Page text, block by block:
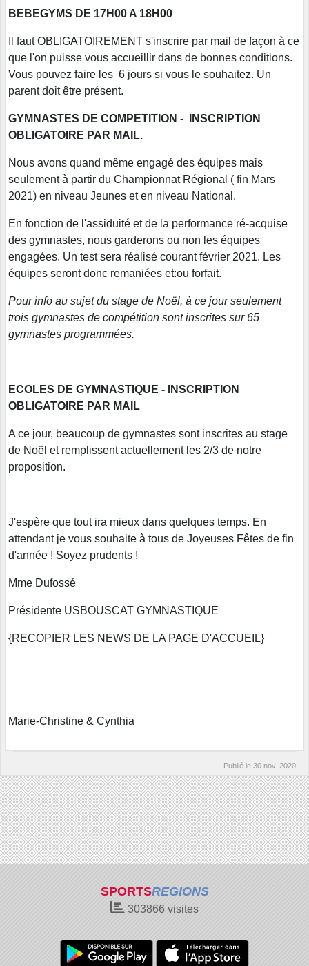
BEBEGYMS DE 17H00 A 18H00
Il faut OBLIGATOIREMENT s'inscrire par mail de façon à ce
que l'on puisse vous accueillir dans de bonnes conditions.
Vous pouvez faire les 6 jours si vous le souhaitez. Un
parent doit être présent.
GYMNASTES DE COMPETITION - INSCRIPTION
OBLIGATOIRE PAR MAIL.
Nous avons quand même engagé des équipes mais
seulement à partir du Championnat Régional ( fin Mars
2021) en niveau Jeunes et en niveau National.
En fonction de l'assiduité et de la performance ré-acquise
des gymnastes, nous garderons ou non les équipes
engagées. Un test sera réalisé courant février 2021. Les
équipes seront donc remaniées et:ou forfait.
Pour info au sujet du stage de Noël, à ce jour seulement
trois gymnastes de compétition sont inscrites sur 65
gymnastes programmées.
ECOLES DE GYMNASTIQUE - INSCRIPTION
OBLIGATOIRE PAR MAIL
A ce jour, beaucoup de gymnastes sont inscrites au stage
de Noël et remplissent actuellement les 2/3 de notre
proposition.
J'espère que tout ira mieux dans quelques temps. En
attendant je vous souhaite à tous de Joyeuses Fêtes de fin
d'année ! Soyez prudents !
Mme Dufossé
Présidente USBOUSCAT GYMNASTIQUE
{RECOPIER LES NEWS DE LA PAGE D'ACCUEIL}
Marie-Christine & Cynthia
Publié le 30 nov. 2020
SPORTSREGIONS
303866 visites